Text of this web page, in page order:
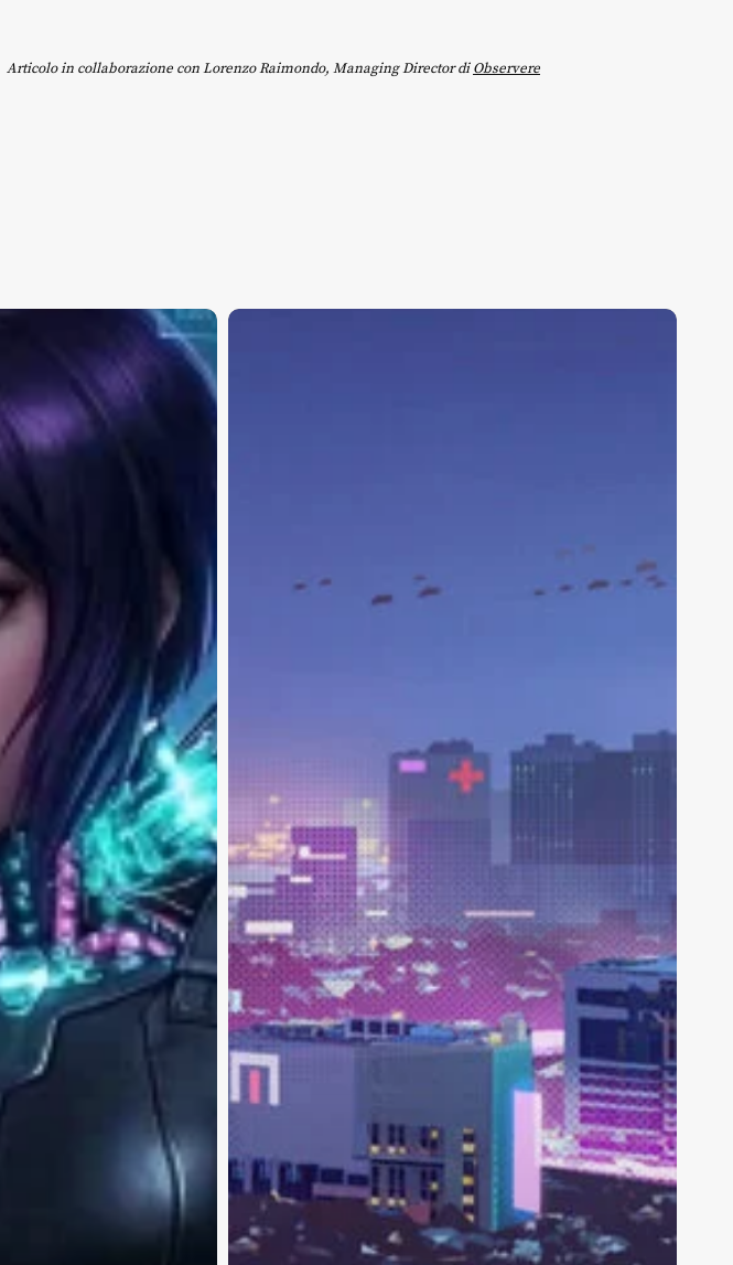
Articolo in collaborazione con Lorenzo Raimondo, Managing Director diObservere
Navigazione
Eventi
Interviste
Sostenibilità
Tecnologie
Rubriche
Bandi
Ius Tech
Chi siamo
Privacy Policy
Cookie Policy
AC Consulting